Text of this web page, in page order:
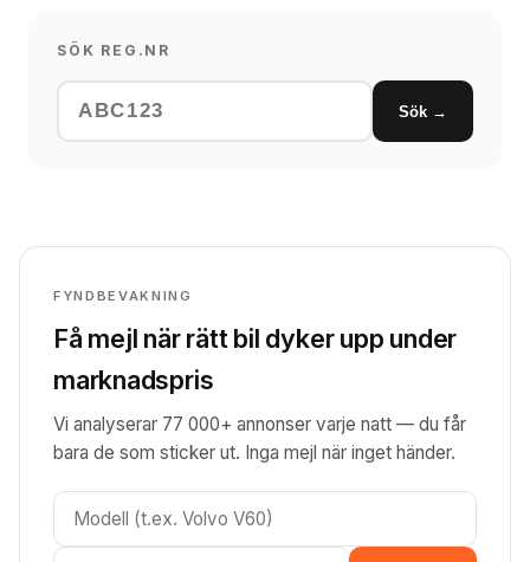
SÖK REG.NR
Sök →
FYNDBEVAKNING
Få mejl när rätt bil dyker upp under
marknadspris
Vi analyserar 77 000+ annonser varje natt — du får
bara de som sticker ut. Inga mejl när inget händer.